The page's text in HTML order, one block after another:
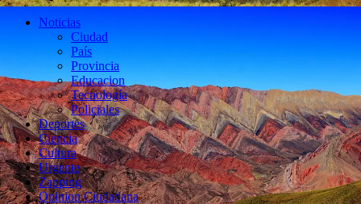
Facebook
Twitter
Instagram
Email
Noticias
Ciudad
País
Provincia
Educacion
Tecnología
Policiales
Deportes
Ciencia
Cultura
Urgente
Zapping
Opinion Ciudadana